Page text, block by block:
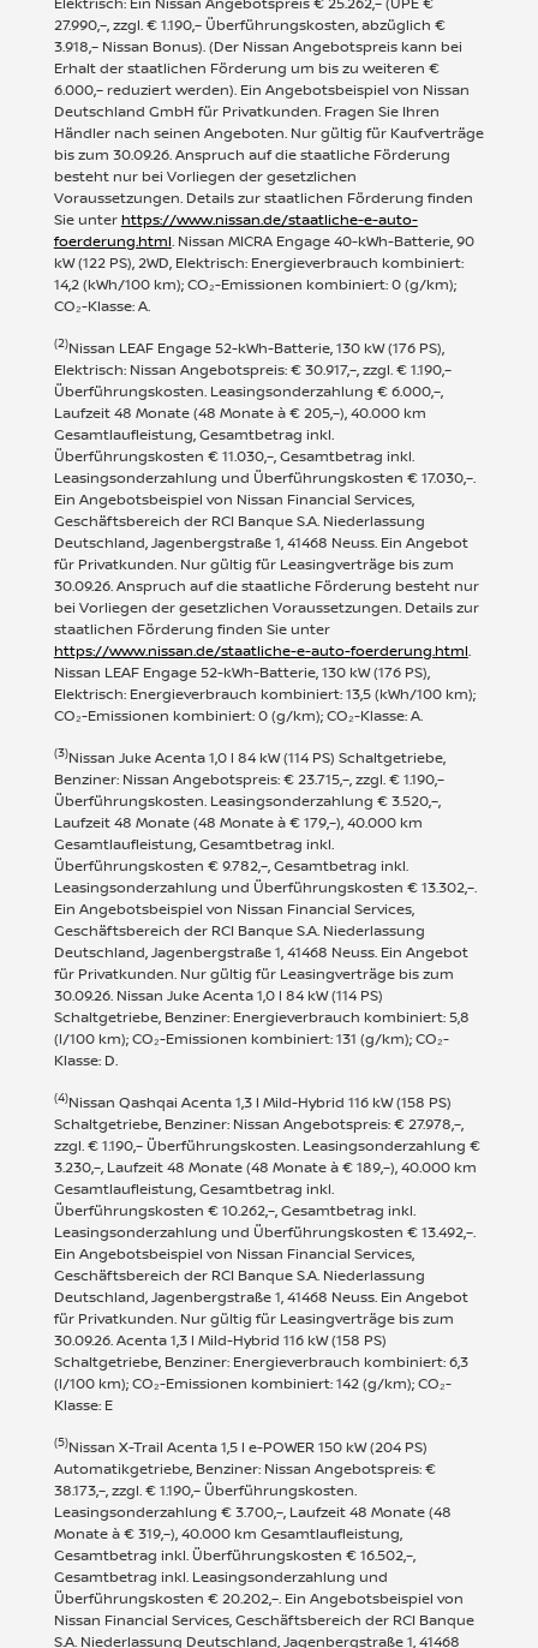
Elektrisch: Ein Nissan Angebotspreis € 25.262,– (UPE €
27.990,–, zzgl. € 1.190,– Überführungskosten, abzüglich €
3.918,– Nissan Bonus). (Der Nissan Angebotspreis kann bei
Erhalt der staatlichen Förderung um bis zu weiteren €
6.000,– reduziert werden). Ein Angebotsbeispiel von Nissan
Deutschland GmbH für Privatkunden. Fragen Sie Ihren
Händler nach seinen Angeboten. Nur gültig für Kaufverträge
bis zum 30.09.26. Anspruch auf die staatliche Förderung
besteht nur bei Vorliegen der gesetzlichen
Voraussetzungen. Details zur staatlichen Förderung finden
Sie unter https://www.nissan.de/staatliche-e-auto-
foerderung.html. Nissan MICRA Engage 40-kWh-Batterie, 90
kW (122 PS), 2WD, Elektrisch: Energieverbrauch kombiniert:
14,2 (kWh/100 km); CO₂-Emissionen kombiniert: 0 (g/km);
CO₂-Klasse: A.
(2)Nissan LEAF Engage 52-kWh-Batterie, 130 kW (176 PS),
Elektrisch: Nissan Angebotspreis: € 30.917,–, zzgl. € 1.190,–
Überführungskosten. Leasingsonderzahlung € 6.000,–,
Laufzeit 48 Monate (48 Monate à € 205,–), 40.000 km
Gesamtlaufleistung, Gesamtbetrag inkl.
Überführungskosten € 11.030,–, Gesamtbetrag inkl.
Leasingsonderzahlung und Überführungskosten € 17.030,–.
Ein Angebotsbeispiel von Nissan Financial Services,
Geschäftsbereich der RCI Banque S.A. Niederlassung
Deutschland, Jagenbergstraße 1, 41468 Neuss. Ein Angebot
für Privatkunden. Nur gültig für Leasingverträge bis zum
30.09.26. Anspruch auf die staatliche Förderung besteht nur
bei Vorliegen der gesetzlichen Voraussetzungen. Details zur
staatlichen Förderung finden Sie unter
https://www.nissan.de/staatliche-e-auto-foerderung.html.
Nissan LEAF Engage 52-kWh-Batterie, 130 kW (176 PS),
Elektrisch: Energieverbrauch kombiniert: 13,5 (kWh/100 km);
CO₂-Emissionen kombiniert: 0 (g/km); CO₂-Klasse: A.
(3)Nissan Juke Acenta 1,0 l 84 kW (114 PS) Schaltgetriebe,
Benziner: Nissan Angebotspreis: € 23.715,–, zzgl. € 1.190,–
Überführungskosten. Leasingsonderzahlung € 3.520,–,
Laufzeit 48 Monate (48 Monate à € 179,–), 40.000 km
Gesamtlaufleistung, Gesamtbetrag inkl.
Überführungskosten € 9.782,–, Gesamtbetrag inkl.
Leasingsonderzahlung und Überführungskosten € 13.302,–.
Ein Angebotsbeispiel von Nissan Financial Services,
Geschäftsbereich der RCI Banque S.A. Niederlassung
Deutschland, Jagenbergstraße 1, 41468 Neuss. Ein Angebot
für Privatkunden. Nur gültig für Leasingverträge bis zum
30.09.26. Nissan Juke Acenta 1,0 l 84 kW (114 PS)
Schaltgetriebe, Benziner: Energieverbrauch kombiniert: 5,8
(l/100 km); CO₂-Emissionen kombiniert: 131 (g/km); CO₂-
Klasse: D.
(4)Nissan Qashqai Acenta 1,3 l Mild-Hybrid 116 kW (158 PS)
Schaltgetriebe, Benziner: Nissan Angebotspreis: € 27.978,–,
zzgl. € 1.190,– Überführungskosten. Leasingsonderzahlung €
3.230,–, Laufzeit 48 Monate (48 Monate à € 189,–), 40.000 km
Gesamtlaufleistung, Gesamtbetrag inkl.
Überführungskosten € 10.262,–, Gesamtbetrag inkl.
Leasingsonderzahlung und Überführungskosten € 13.492,–.
Ein Angebotsbeispiel von Nissan Financial Services,
Geschäftsbereich der RCI Banque S.A. Niederlassung
Deutschland, Jagenbergstraße 1, 41468 Neuss. Ein Angebot
für Privatkunden. Nur gültig für Leasingverträge bis zum
30.09.26. Acenta 1,3 l Mild-Hybrid 116 kW (158 PS)
Schaltgetriebe, Benziner: Energieverbrauch kombiniert: 6,3
(l/100 km); CO₂-Emissionen kombiniert: 142 (g/km); CO₂-
Klasse: E
(5)Nissan X-Trail Acenta 1,5 l e-POWER 150 kW (204 PS)
Automatikgetriebe, Benziner: Nissan Angebotspreis: €
38.173,–, zzgl. € 1.190,– Überführungskosten.
Leasingsonderzahlung € 3.700,–, Laufzeit 48 Monate (48
Monate à € 319,–), 40.000 km Gesamtlaufleistung,
Gesamtbetrag inkl. Überführungskosten € 16.502,–,
Gesamtbetrag inkl. Leasingsonderzahlung und
Überführungskosten € 20.202,–. Ein Angebotsbeispiel von
Nissan Financial Services, Geschäftsbereich der RCI Banque
S.A. Niederlassung Deutschland, Jagenbergstraße 1, 41468